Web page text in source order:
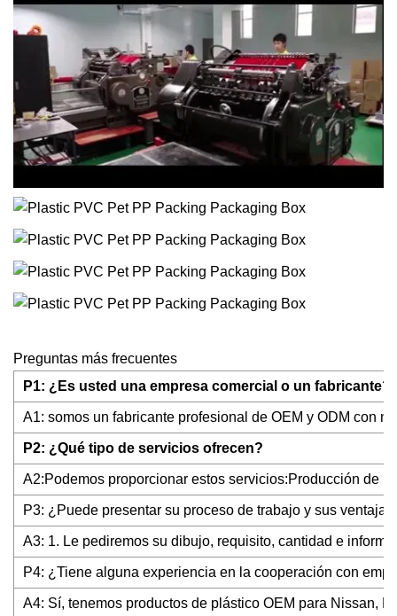
Preguntas más frecuentes
P1: ¿Es usted una empresa comercial o un fabricante?
A1: somos un fabricante profesional de OEM y ODM con
P2: ¿Qué tipo de servicios ofrecen?
A2:Podemos proporcionar estos servicios:Producción de
P3: ¿Puede presentar su proceso de trabajo y sus
A3: 1. Le pediremos su dibujo, requisito, cantidad e
P4: ¿Tiene alguna experiencia en la cooperación con
A4: Sí, tenemos productos de plástico OEM para Nissan,